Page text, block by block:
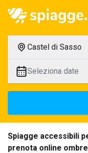
Castel di Sasso
Seleziona date
Spiagge accessibili
prenota online